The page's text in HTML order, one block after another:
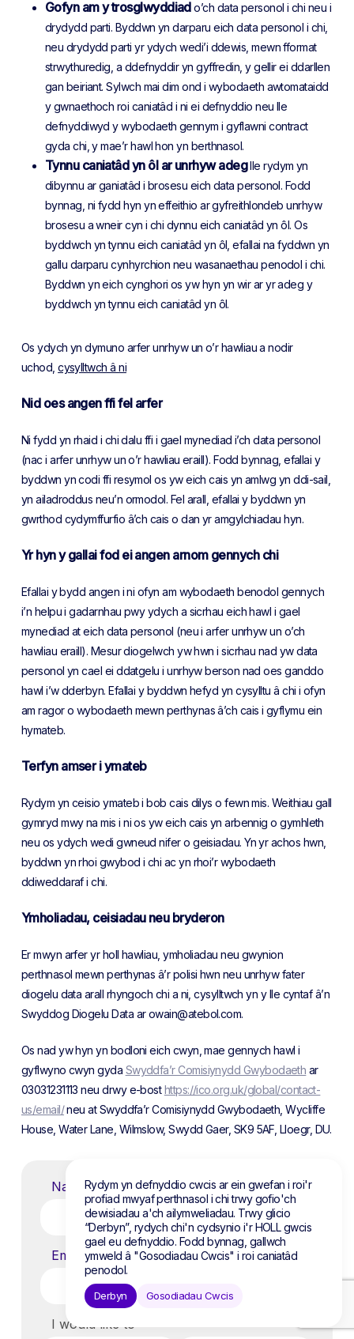
Gofyn am y trosglwyddiado’ch data personol i chi neu i
drydydd parti. Byddwn yn darparu eich data personol i chi,
neu drydydd parti yr ydych wedi’i ddewis, mewn fformat
strwythuredig, a ddefnyddir yn gyffredin, y gellir ei ddarllen
gan beiriant. Sylwch mai dim ond i wybodaeth awtomataidd
y gwnaethoch roi caniatâd i ni ei defnyddio neu lle
defnyddiwyd y wybodaeth gennym i gyflawni contract
gyda chi, y mae’r hawl hon yn berthnasol.
Tynnu caniatâd yn ôl ar unrhyw adeg lle rydym yn
dibynnu ar ganiatâd i brosesu eich data personol. Fodd
bynnag, ni fydd hyn yn effeithio ar gyfreithlondeb unrhyw
brosesu a wneir cyn i chi dynnu eich caniatâd yn ôl. Os
byddwch yn tynnu eich caniatâd yn ôl, efallai na fyddwn yn
gallu darparu cynhyrchion neu wasanaethau penodol i chi.
Byddwn yn eich cynghori os yw hyn yn wir ar yr adeg y
byddwch yn tynnu eich caniatâd yn ôl.
Os ydych yn dymuno arfer unrhyw un o’r hawliau a nodir
uchod,cysylltwch â ni
Nid oes angen ffi fel arfer
Ni fydd yn rhaid i chi dalu ffi i gael mynediad i’ch data personol
(nac i arfer unrhyw un o’r hawliau eraill). Fodd bynnag, efallai y
byddwn yn codi ffi resymol os yw eich cais yn amlwg yn ddi-sail,
yn ailadroddus neu’n ormodol. Fel arall, efallai y byddwn yn
gwrthod cydymffurfio â’ch cais o dan yr amgylchiadau hyn.
Yr hyn y gallai fod ei angen arnom gennych chi
Efallai y bydd angen i ni ofyn am wybodaeth benodol gennych
i’n helpu i gadarnhau pwy ydych a sicrhau eich hawl i gael
mynediad at eich data personol (neu i arfer unrhyw un o’ch
hawliau eraill). Mesur diogelwch yw hwn i sicrhau nad yw data
personol yn cael ei ddatgelu i unrhyw berson nad oes ganddo
hawl i’w dderbyn. Efallai y byddwn hefyd yn cysylltu â chi i ofyn
am ragor o wybodaeth mewn perthynas â’ch cais i gyflymu ein
hymateb.
Terfyn amser i ymateb
Rydym yn ceisio ymateb i bob cais dilys o fewn mis. Weithiau gall
gymryd mwy na mis i ni os yw eich cais yn arbennig o gymhleth
neu os ydych wedi gwneud nifer o geisiadau. Yn yr achos hwn,
byddwn yn rhoi gwybod i chi ac yn rhoi’r wybodaeth
ddiweddaraf i chi.
Ymholiadau, ceisiadau neu bryderon
Er mwyn arfer yr holl hawliau, ymholiadau neu gwynion
perthnasol mewn perthynas â’r polisi hwn neu unrhyw fater
diogelu data arall rhyngoch chi a ni, cysylltwch yn y lle cyntaf â’n
Swyddog Diogelu Data ar owain@atebol.com.
Os nad yw hyn yn bodloni eich cwyn, mae gennych hawl i
gyflwyno cwyn gyda Swyddfa’r Comisiynydd Gwybodaeth ar
03031231113 neu drwy e-bost https://ico.org.uk/global/contact-
us/email/neu at Swyddfa’r Comisiynydd Gwybodaeth, Wycliffe
House, Water Lane, Wilmslow, Swydd Gaer, SK9 5AF, Lloegr, DU.
Name*
Email *
I would like to
Rydym yn defnyddio cwcis ar ein gwefan i roi'r
profiad mwyaf perthnasol i chi trwy gofio'ch
dewisiadau a'ch ailymweliadau. Trwy glicio
“Derbyn”, rydych chi'n cydsynio i'r HOLL gwcis
gael eu defnyddio. Fodd bynnag, gallwch
ymweld â "Gosodiadau Cwcis" i roi caniatâd
penodol.
Gosodiadau Cwcis
Derbyn